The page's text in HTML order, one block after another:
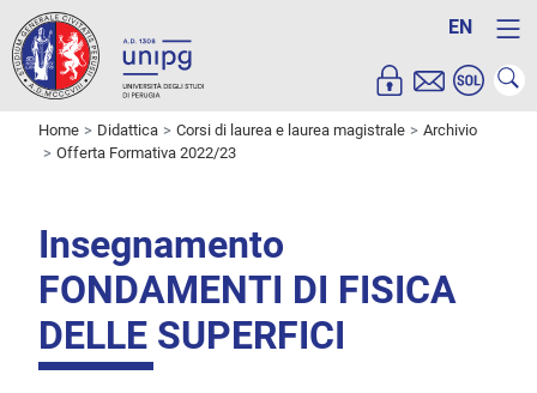
EN
Home Didattica Corsi di laurea e laurea magistrale
Archivio
Offerta Formativa 2022/23
Insegnamento
FONDAMENTI DI FISICA
DELLE SUPERFICI